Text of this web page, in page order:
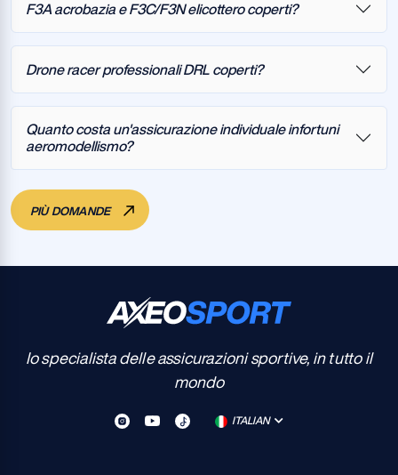
F3A acrobazia e F3C/F3N elicottero coperti?
Drone racer professionali DRL coperti?
Quanto costa un'assicurazione individuale infortuni
aeromodellismo?
PIÙ DOMANDE
Io specialista delle assicurazioni sportive, in tutto il
mondo
ITALIAN